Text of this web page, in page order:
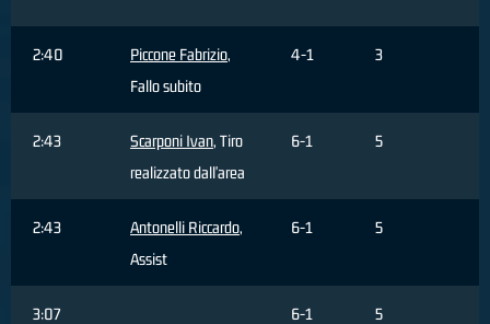
2:40 Piccone Fabrizio,
Fallo subito
4-1 3
2:43 Scarponi Ivan, Tiro
realizzato dall'area
6-1 5
2:43 Antonelli Riccardo,
Assist
6-1 5
3:07 6-1 5